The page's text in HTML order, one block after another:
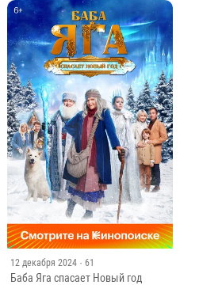
12 декабря 2024 · 61
Баба Яга спасает Новый год